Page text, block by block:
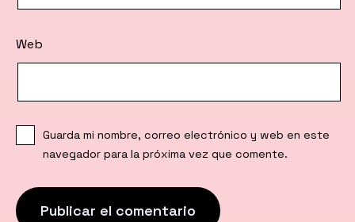
Web
Guarda mi nombre, correo electrónico y web en este
navegador para la próxima vez que comente.